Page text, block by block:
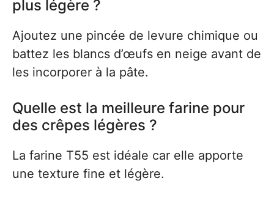
plus légère ?
Ajoutez une pincée de levure chimique ou
battez les blancs d’œufs en neige avant de
les incorporer à la pâte.
Quelle est la meilleure farine pour
des crêpes légères ?
La farine T55 est idéale car elle apporte
une texture fine et légère.